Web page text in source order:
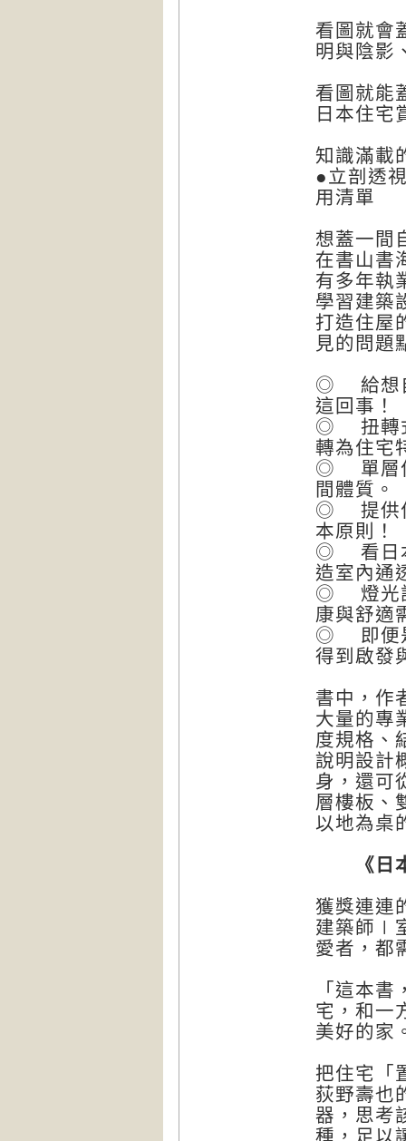
看圖就會
明與陰影
看圖就能
日本住宅
知識滿載
●立剖透
用清單
想蓋一間
在書山書
有多年執
學習建築
打造住屋
見的問題
◎ 給想自
這回事！
◎ 扭轉式
轉為住宅
◎ 單層住
間體質。
◎ 提供住
本原則！
◎ 看日本
造室內通
◎ 燈光設
康與舒適
◎ 即便是
得到啟發
書中，作
大量的專
度規格、
說明設計
身，還可
層樓板、
以地為桌
《日本
獲獎連連
建築師∣
愛者，都
「這本
宅，和一
美好的家
把住宅「
荻野壽也
器，思考
種，足以